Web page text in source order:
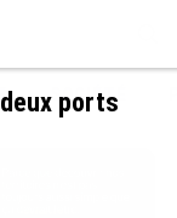
SOCIÉTÉ
ports